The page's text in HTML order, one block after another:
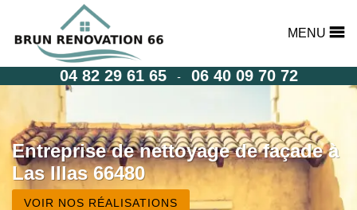
MENU
04 82 29 61 65 - 06 40 09 70 72
Entreprise de nettoyage de façade à
Las Illas 66480
VOIR NOS RÉALISATIONS